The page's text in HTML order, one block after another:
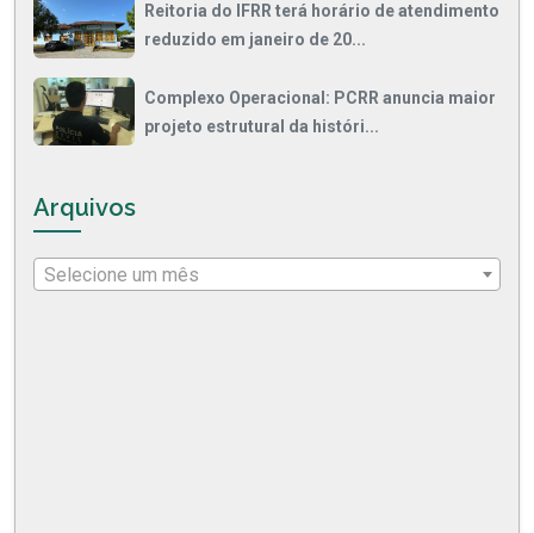
Reitoria do IFRR terá horário de atendimento
reduzido em janeiro de 20...
Complexo Operacional: PCRR anuncia maior
projeto estrutural da históri...
Arquivos
Selecione um mês